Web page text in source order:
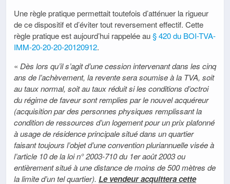
Une règle pratique permettait toutefois d’atténuer la rigueur
de ce dispositif et d’éviter tout reversement effectif. Cette
règle pratique est aujourd’hui rappelée au§ 420 du BOI-TVA-
IMM-20-20-20-20120912.
« Dès lors qu’il s’agit d’une cession intervenant dans les cinq
ans de l’achèvement, la revente sera soumise à la TVA, soit
au taux normal, soit au taux réduit si les conditions d’octroi
du régime de faveur sont remplies par le nouvel acquéreur
(acquisition par des personnes physiques remplissant la
condition de ressources d’un logement pour un prix plafonné
à usage de résidence principale situé dans un quartier
faisant toujours l’objet d’une convention pluriannuelle visée à
l’article 10 de la loi n° 2003-710 du 1er août 2003ou
entièrement situé à une distance de moins de 500 mètres de
la limite d’un tel quartier). Le vendeur acquittera cette